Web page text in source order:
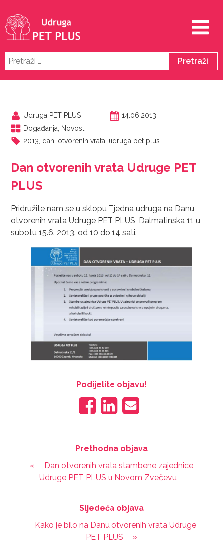
Pretraži:
Udruga PET PLUS
14.06.2013
Događanja
Novosti
2013 dani otvorenih vrata udruga pet plus
Dan otvorenih vrata Udruge PET
PLUS
Pridružite nam se u sklopu Tjedna udruga na Danu
otvorenih vrata Udruge PET PLUS, Dalmatinska 11 u
subotu 15.6. 2013. od 10 do 14 sati.
Podijelite objavu!
Prethodna objava
«
Dan otvorenih vrata stambene zajednice
Udruge PET PLUS u Novom Zvečevu
Sljedeća objava
Kako je bilo na Danu otvorenih vrata Udruge
PET PLUS
»